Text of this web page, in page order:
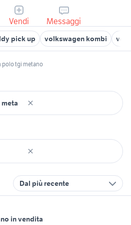
Vendi Messaggi
pick up volkswagen kombi
polo tgi metano
Dal più recente
in vendita